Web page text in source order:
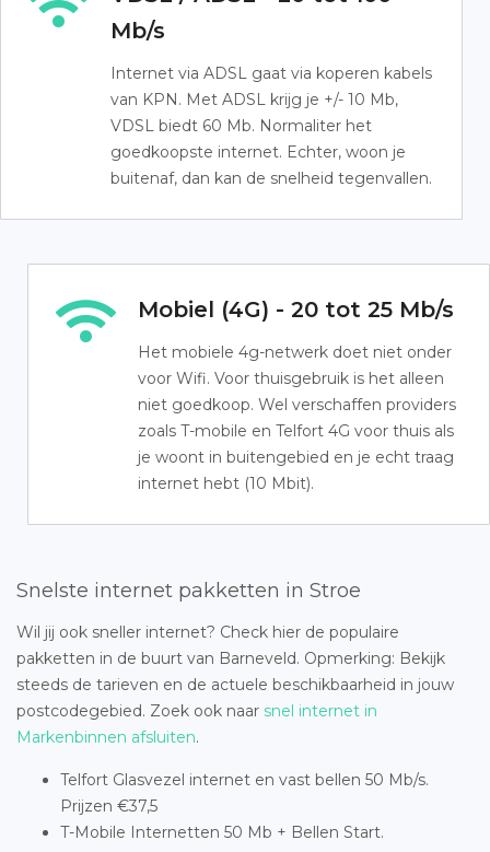
Mb/s
Internet via ADSL gaat via koperen kabels
van KPN. Met ADSL krijg je +/- 10 Mb,
VDSL biedt 60 Mb. Normaliter het
goedkoopste internet. Echter, woon je
buitenaf, dan kan de snelheid tegenvallen.
Mobiel (4G) - 20 tot 25 Mb/s
Het mobiele 4g-netwerk doet niet onder
voor Wifi. Voor thuisgebruik is het alleen
niet goedkoop. Wel verschaffen providers
zoals T-mobile en Telfort 4G voor thuis als
je woont in buitengebied en je echt traag
internet hebt (10 Mbit).
Snelste internet pakketten in Stroe
Wil jij ook sneller internet? Check hier de populaire
pakketten in de buurt van Barneveld. Opmerking: Bekijk
steeds de tarieven en de actuele beschikbaarheid in jouw
postcodegebied. Zoek ook naar snel internet in
Markenbinnen afsluiten.
Telfort Glasvezel internet en vast bellen 50 Mb/s.
Prijzen €37,5
T-Mobile Internetten 50 Mb + Bellen Start.